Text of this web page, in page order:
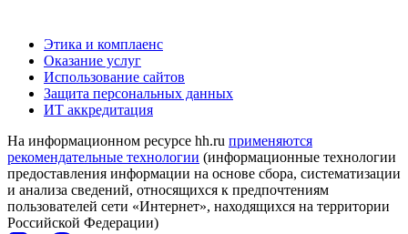
Этика и комплаенс
Оказание услуг
Использование сайтов
Защита персональных данных
ИТ аккредитация
На информационном ресурсе hh.ru применяются
рекомендательные технологии (информационные технологии
предоставления информации на основе сбора, систематизации
и анализа сведений, относящихся к предпочтениям
пользователей сети «Интернет», находящихся на территории
Российской Федерации)